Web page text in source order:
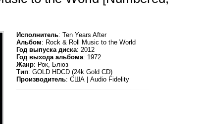
Исполнитель: Ten Years After
Альбом: Rock & Roll Music to the World
Год выпуска диска: 2012
Год выхода альбома: 1972
Жанр: Рок, Блюз
Тип: GOLD HDCD (24k Gold CD)
Производитель: США | Audio Fidelity